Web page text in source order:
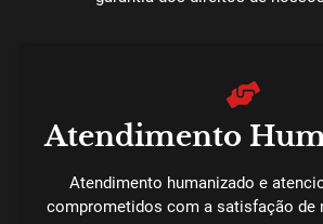
Atendimento
Atendimento humanizado e
comprometidos com a satisfação de